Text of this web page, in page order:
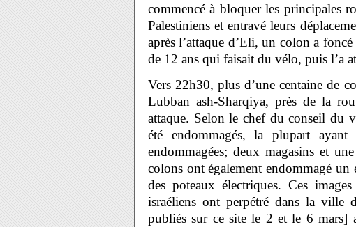
commencé à bloquer les principales
Palestiniens et entravé leurs
après l’attaque d’Eli, un colon a
de 12 ans qui faisait du vélo, puis l’a
Vers 22h30, plus d’une centaine de
Lubban ash-Sharqiya, près de la
attaque. Selon le chef du conseil du
été endommagés, la plupart
endommagées; deux magasins et
colons ont également endommagé un
des poteaux électriques. Ces
israéliens ont perpétré dans la ville
publiés sur ce site le 2 et le 6 mars]